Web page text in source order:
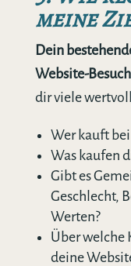
meine
Dein
Website-
dir viele
Wer kauft
Was kaufen
Gibt es
Geschlecht,
Werten?
Über welche
deine